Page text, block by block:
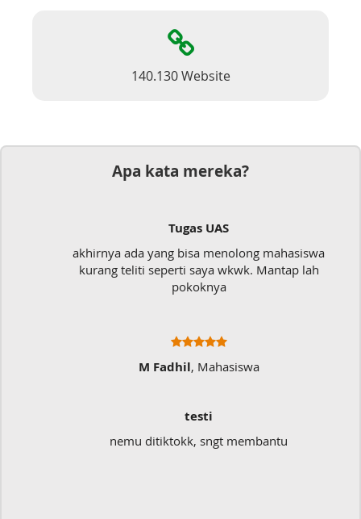
140.130 Website
Apa kata mereka?
Tugas UAS
akhirnya ada yang bisa menolong mahasiswa
kurang teliti seperti saya wkwk. Mantap lah
pokoknya
M Fadhil, Mahasiswa
testi
nemu ditiktokk, sngt membantu